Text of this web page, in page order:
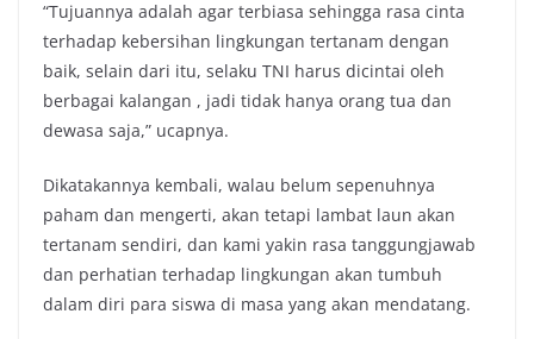
“Tujuannya adalah agar terbiasa sehingga rasa cinta
terhadap kebersihan lingkungan tertanam dengan
baik, selain dari itu, selaku TNI harus dicintai oleh
berbagai kalangan , jadi tidak hanya orang tua dan
dewasa saja,” ucapnya.
Dikatakannya kembali, walau belum sepenuhnya
paham dan mengerti, akan tetapi lambat laun akan
tertanam sendiri, dan kami yakin rasa tanggungjawab
dan perhatian terhadap lingkungan akan tumbuh
dalam diri para siswa di masa yang akan mendatang.